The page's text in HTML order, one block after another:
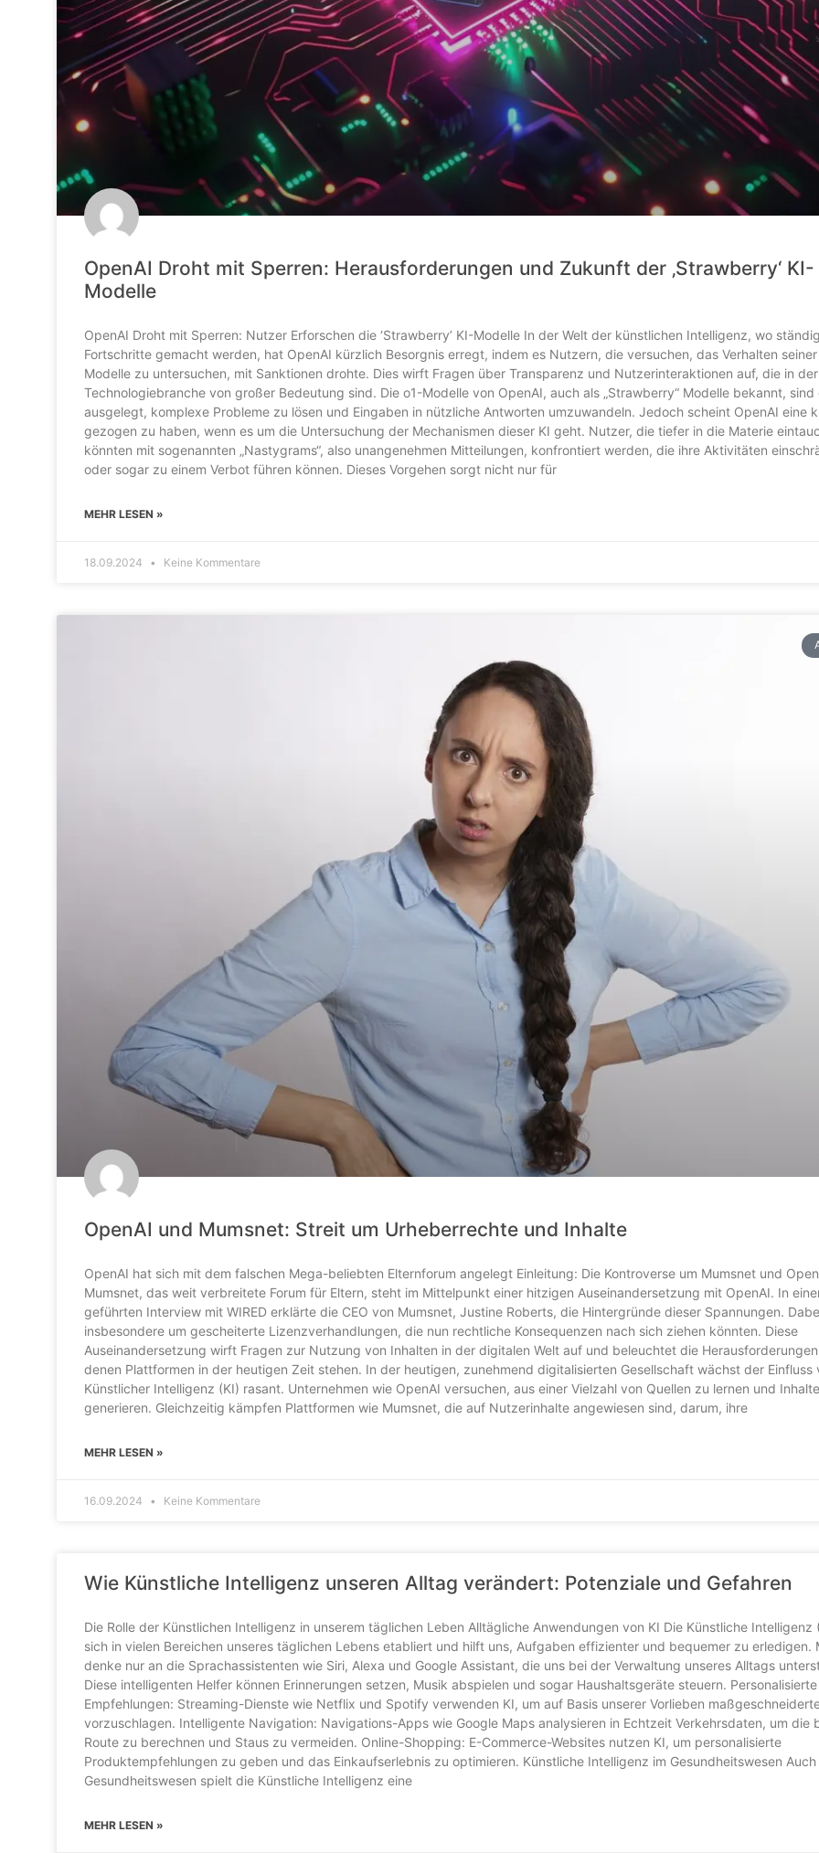
OpenAI Droht mit Sperren: Herausforderungen und Zukunft der ‚Strawberry‘ KI-
Modelle
OpenAI Droht mit Sperren: Nutzer Erforschen die ‘Strawberry’ KI-Modelle In der Welt der künstlichen Intelligenz, wo
Fortschritte gemacht werden, hat OpenAI kürzlich Besorgnis erregt, indem es Nutzern, die versuchen, das Verhalten
Modelle zu untersuchen, mit Sanktionen drohte. Dies wirft Fragen über Transparenz und Nutzerinteraktionen auf, die in der
Technologiebranche von großer Bedeutung sind. Die o1-Modelle von OpenAI, auch als „Strawberry“ Modelle bekannt, sind
ausgelegt, komplexe Probleme zu lösen und Eingaben in nützliche Antworten umzuwandeln. Jedoch scheint OpenAI eine
gezogen zu haben, wenn es um die Untersuchung der Mechanismen dieser KI geht. Nutzer, die tiefer in die Materie
könnten mit sogenannten „Nastygrams“, also unangenehmen Mitteilungen, konfrontiert werden, die ihre Aktivitäten
oder sogar zu einem Verbot führen können. Dieses Vorgehen sorgt nicht nur für
MEHR LESEN »
18.09.2024 Keine Kommentare
OpenAI und Mumsnet: Streit um Urheberrechte und Inhalte
OpenAI hat sich mit dem falschen Mega-beliebten Elternforum angelegt Einleitung: Die Kontroverse um Mumsnet und
Mumsnet, das weit verbreitete Forum für Eltern, steht im Mittelpunkt einer hitzigen Auseinandersetzung mit OpenAI. In
geführten Interview mit WIRED erklärte die CEO von Mumsnet, Justine Roberts, die Hintergründe dieser Spannungen.
insbesondere um gescheiterte Lizenzverhandlungen, die nun rechtliche Konsequenzen nach sich ziehen könnten. Diese
Auseinandersetzung wirft Fragen zur Nutzung von Inhalten in der digitalen Welt auf und beleuchtet die
denen Plattformen in der heutigen Zeit stehen. In der heutigen, zunehmend digitalisierten Gesellschaft wächst der Einfluss
Künstlicher Intelligenz (KI) rasant. Unternehmen wie OpenAI versuchen, aus einer Vielzahl von Quellen zu lernen und
generieren. Gleichzeitig kämpfen Plattformen wie Mumsnet, die auf Nutzerinhalte angewiesen sind, darum, ihre
MEHR LESEN »
16.09.2024 Keine Kommentare
Wie Künstliche Intelligenz unseren Alltag verändert: Potenziale und Gefahren
Die Rolle der Künstlichen Intelligenz in unserem täglichen Leben Alltägliche Anwendungen von KI Die Künstliche Intelligenz
sich in vielen Bereichen unseres täglichen Lebens etabliert und hilft uns, Aufgaben effizienter und bequemer zu erledigen.
denke nur an die Sprachassistenten wie Siri, Alexa und Google Assistant, die uns bei der Verwaltung unseres Alltags
Diese intelligenten Helfer können Erinnerungen setzen, Musik abspielen und sogar Haushaltsgeräte steuern. Personalisierte
Empfehlungen: Streaming-Dienste wie Netflix und Spotify verwenden KI, um auf Basis unserer Vorlieben
vorzuschlagen. Intelligente Navigation: Navigations-Apps wie Google Maps analysieren in Echtzeit Verkehrsdaten, um die
Route zu berechnen und Staus zu vermeiden. Online-Shopping: E-Commerce-Websites nutzen KI, um personalisierte
Produktempfehlungen zu geben und das Einkaufserlebnis zu optimieren. Künstliche Intelligenz im Gesundheitswesen Auch
Gesundheitswesen spielt die Künstliche Intelligenz eine
MEHR LESEN »